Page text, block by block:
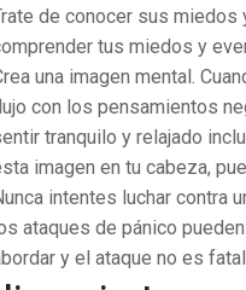
de conocer sus miedos
tus miedos y
una imagen mental.
con los pensamientos
tranquilo y relajado
imagen en tu cabeza,
intentes luchar contra
ataques de pánico
y el ataque no es